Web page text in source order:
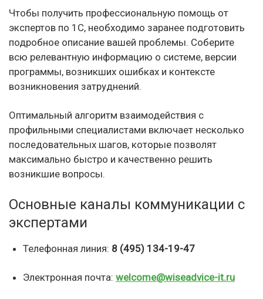
Чтобы получить профессиональную помощь от
экспертов по 1С, необходимо заранее подготовить
подробное описание вашей проблемы. Соберите
всю релевантную информацию о системе, версии
программы, возникших ошибках и контексте
возникновения затруднений.
Оптимальный алгоритм взаимодействия с
профильными специалистами включает несколько
последовательных шагов, которые позволят
максимально быстро и качественно решить
возникшие вопросы.
Основные каналы коммуникации с
экспертами
Телефонная линия: 8 (495) 134-19-47
Электронная почта: welcome@wiseadvice-it.ru